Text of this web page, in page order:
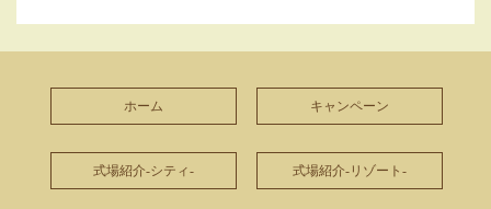
ホーム キャンペーン
式場紹介-シティ- 式場紹介-リゾート-